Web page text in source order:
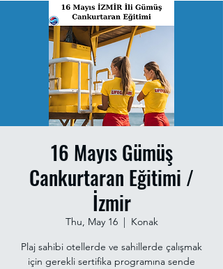
16 Mayıs Gümüş
Cankurtaran Eğitimi /
İzmir
Thu, May 16
  |
Konak
Plaj sahibi otellerde ve sahillerde çalışmak
için gerekli sertifika programına sende